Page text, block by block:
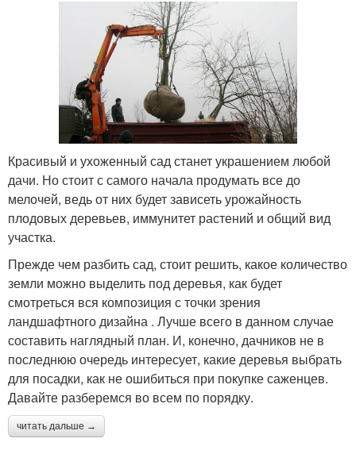
Красивый и ухоженный сад станет украшением любой
дачи. Но стоит с самого начала продумать все до
мелочей, ведь от них будет зависеть урожайность
плодовых деревьев, иммунитет растений и общий вид
участка.
Прежде чем разбить сад, стоит решить, какое количество
земли можно выделить под деревья, как будет
смотреться вся композиция с точки зрения
ландшафтного дизайна . Лучше всего в данном случае
составить наглядный план. И, конечно, дачников не в
последнюю очередь интересует, какие деревья выбрать
для посадки, как не ошибиться при покупке саженцев.
Давайте разберемся во всем по порядку.
читать дальше →